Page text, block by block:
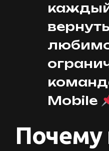
Mobile
Почему